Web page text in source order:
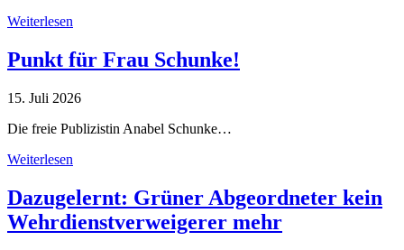
Weiterlesen
Punkt für Frau Schunke!
15. Juli 2026
Die freie Publizistin Anabel Schunke…
Weiterlesen
Dazugelernt: Grüner Abgeordneter kein
Wehrdienstverweigerer mehr